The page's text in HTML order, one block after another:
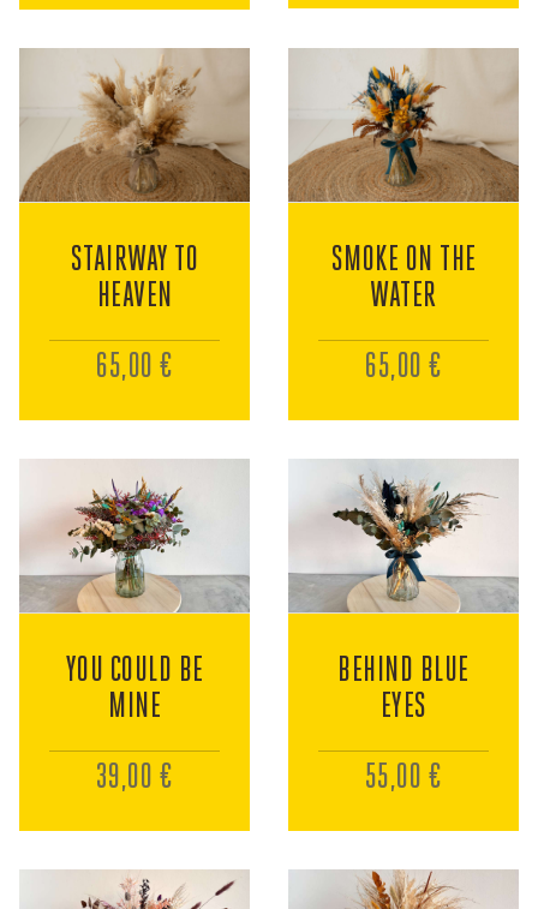
STAIRWAY TO
HEAVEN
65,00 €
SMOKE ON THE
WATER
65,00 €
YOU COULD BE
MINE
39,00 €
BEHIND BLUE
EYES
55,00 €